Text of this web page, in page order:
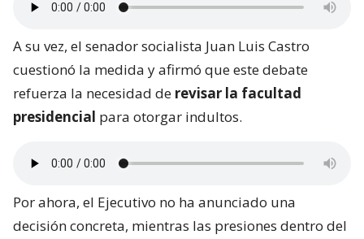
A su vez, el senador socialista Juan Luis Castro
cuestionó la medida y afirmó que este debate
refuerza la necesidad de revisar la facultad
presidencial para otorgar indultos.
Por ahora, el Ejecutivo no ha anunciado una
decisión concreta, mientras las presiones dentro del